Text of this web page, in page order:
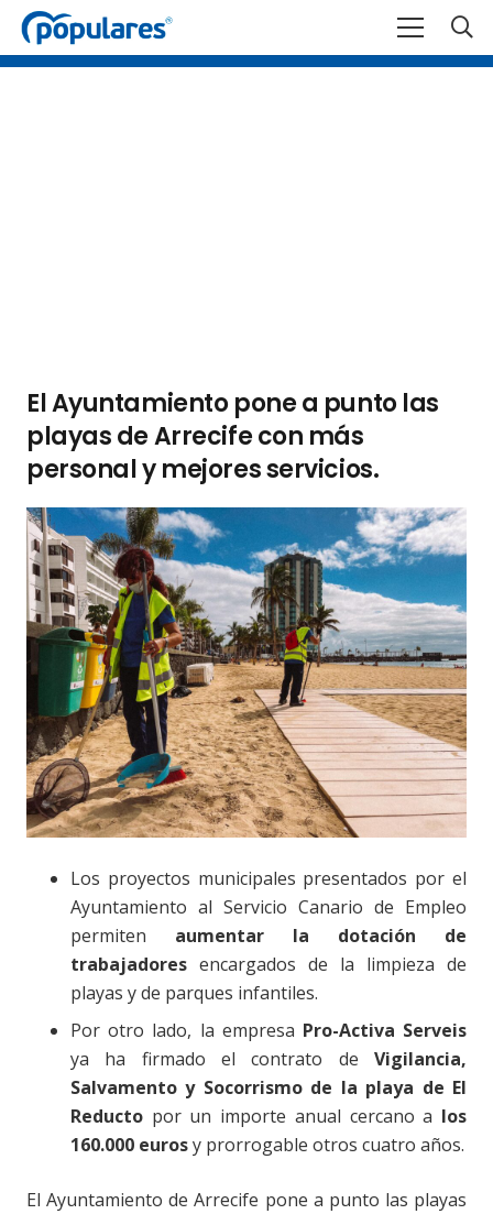
El Ayuntamiento pone a punto las
playas de Arrecife con más
personal y mejores servicios.
Los proyectos municipales presentados por el
Ayuntamiento al Servicio Canario de Empleo
permiten aumentar la dotación de
trabajadores encargados de la limpieza de
playas y de parques infantiles.
Por otro lado, la empresa Pro-Activa Serveis
ya ha firmado el contrato de Vigilancia,
Salvamento y Socorrismo de la playa de El
Reducto por un importe anual cercano a los
160.000 eurosy prorrogable otros cuatro años.
El Ayuntamiento de Arrecife pone a punto las playas